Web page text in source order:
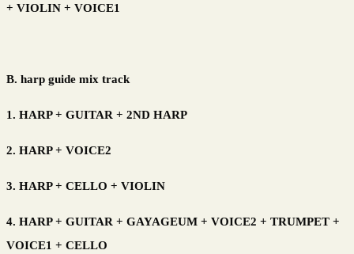
+ VIOLIN + VOICE1
B. harp guide mix track
1. HARP + GUITAR + 2ND HARP
2. HARP + VOICE2
3. HARP + CELLO + VIOLIN
4. HARP + GUITAR + GAYAGEUM + VOICE2 + TRUMPET +
VOICE1 + CELLO